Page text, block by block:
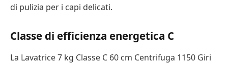
di pulizia per i capi delicati.
Classe di efficienza energetica C
La Lavatrice 7 kg Classe C 60 cm Centrifuga 1150 Giri